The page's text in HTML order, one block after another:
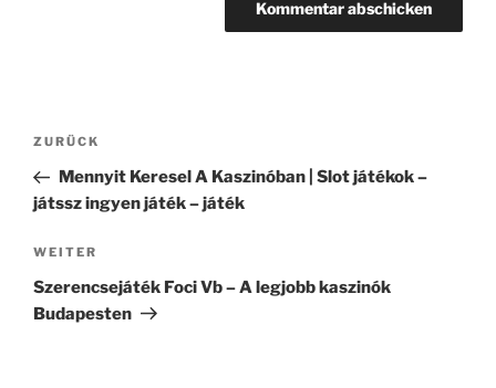
Beitragsnavigation
Vorheriger
Beitrag
ZURÜCK
Mennyit Keresel A Kaszinóban | Slot játékok –
játssz ingyen játék – játék
Nächster
Beitrag
WEITER
Szerencsejáték Foci Vb – A legjobb kaszinók
Budapesten